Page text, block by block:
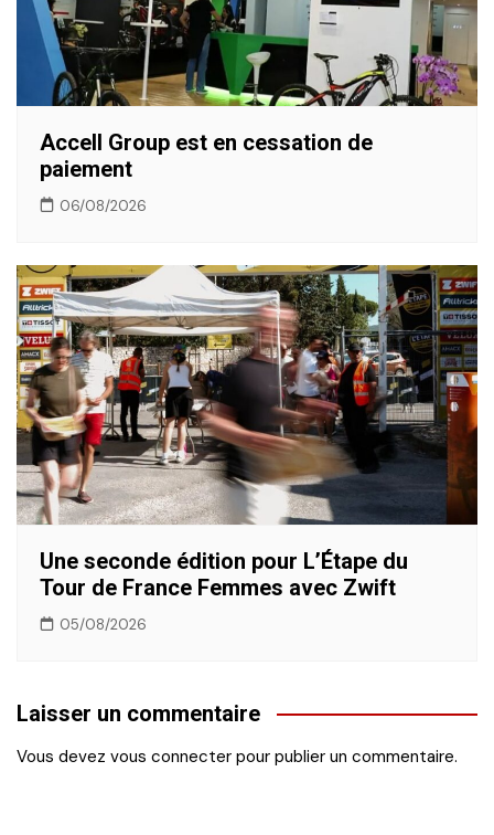
Accell Group est en cessation de
paiement
06/08/2026
Une seconde édition pour L’Étape du
Tour de France Femmes avec Zwift
05/08/2026
Laisser un commentaire
Vous devez vous connecter pour publier un commentaire.